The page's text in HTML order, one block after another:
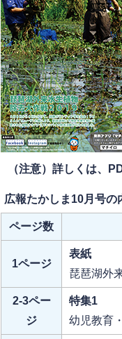
（注意）詳しくは、
広報たかしま10月号の
ページ数
1ページ
表紙
琵琶湖外
2-3ペー
ジ
特集1
幼児教育